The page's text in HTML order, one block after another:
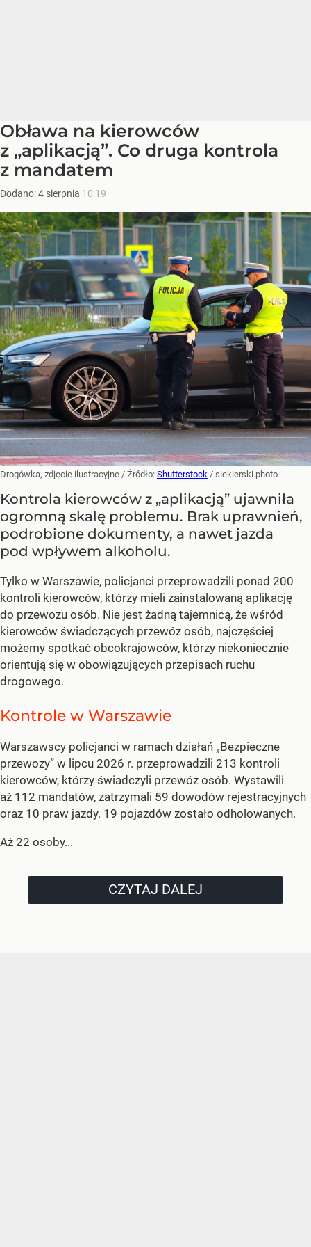
Obława na kierowców
z „aplikacją”. Co druga kontrola
z mandatem
Dodano:4 sierpnia 10:19
Drogówka, zdjęcie ilustracyjne / Źródło: Shutterstock / siekierski.photo
Kontrola kierowców z „aplikacją” ujawniła
ogromną skalę problemu. Brak uprawnień,
podrobione dokumenty, a nawet jazda
pod wpływem alkoholu.
Tylko w Warszawie, policjanci przeprowadzili ponad 200
kontroli kierowców, którzy mieli zainstalowaną aplikację
do przewozu osób. Nie jest żadną tajemnicą, że wśród
kierowców świadczących przewóz osób, najczęściej
możemy spotkać obcokrajowców, którzy niekoniecznie
orientują się w obowiązujących przepisach ruchu
drogowego.
Kontrole w Warszawie
Warszawscy policjanci w ramach działań „Bezpieczne
przewozy” w lipcu 2026 r. przeprowadzili 213 kontroli
kierowców, którzy świadczyli przewóz osób. Wystawili
aż 112 mandatów, zatrzymali 59 dowodów rejestracyjnych
oraz 10 praw jazdy. 19 pojazdów zostało odholowanych.
Aż 22 osoby...
CZYTAJ DALEJ